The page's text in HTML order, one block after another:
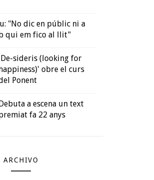
"No dic en públic ni a
qui em fico al llit"
sideris (looking for
obre el curs
Ponent
a escena un text
fa 22 anys
ARCHIVO